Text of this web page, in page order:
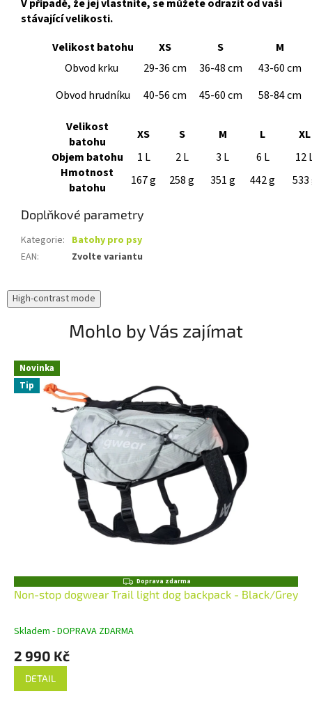
V případě, že jej vlastníte, se můžete odrazit od vaši
stávající velikosti.
Velikost batohu
XS S
M
Obvod krku
29-36 cm 36-48 cm
43-60 cm
Obvod hrudníku
40-56 cm 45-60 cm 58-84 cm
Velikost
batohu
XS S M L
XL
Objem batohu
1 L 2 L 3 L 6 L
12
Hmotnost
batohu
167 g 258 g 351 g 442 g 533
Doplňkové parametry
Kategorie: Batohy pro psy
EAN: Zvolte variantu
High-contrast mode
Mohlo by Vás zajímat
Novinka
Tip
Z
D
A
A
Doprava zdarma
Non-stop dogwear Trail light dog backpack - Black/Grey
Skladem - DOPRAVA ZDARMA
2 990 Kč
DETAIL